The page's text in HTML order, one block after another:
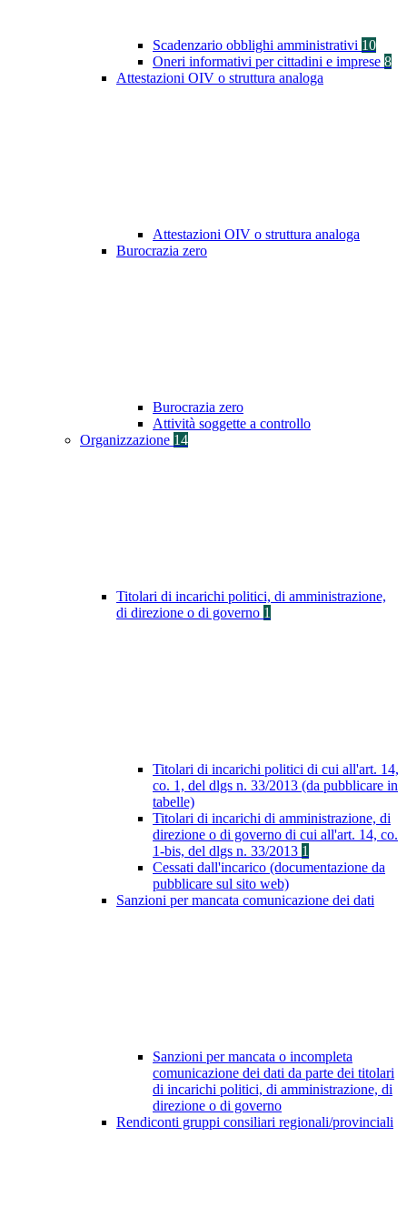
Scadenzario obblighi amministrativi 10
Oneri informativi per cittadini e imprese 8
Attestazioni OIV o struttura analoga
Attestazioni OIV o struttura analoga
Burocrazia zero
Burocrazia zero
Attività soggette a controllo
Organizzazione 14
Titolari di incarichi politici, di amministrazione,
di direzione o di governo 1
Titolari di incarichi politici di cui all'art. 14,
co. 1, del dlgs n. 33/2013 (da pubblicare in
tabelle)
Titolari di incarichi di amministrazione, di
direzione o di governo di cui all'art. 14, co.
1-bis, del dlgs n. 33/2013 1
Cessati dall'incarico (documentazione da
pubblicare sul sito web)
Sanzioni per mancata comunicazione dei dati
Sanzioni per mancata o incompleta
comunicazione dei dati da parte dei titolari
di incarichi politici, di amministrazione, di
direzione o di governo
Rendiconti gruppi consiliari regionali/provinciali